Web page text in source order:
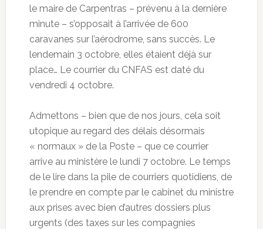
le maire de Carpentras – prévenu à la dernière
minute – s’opposait à l’arrivée de 600
caravanes sur l’aérodrome, sans succès. Le
lendemain 3 octobre, elles étaient déjà sur
place… Le courrier du CNFAS est daté du
vendredi 4 octobre.
Admettons – bien que de nos jours, cela soit
utopique au regard des délais désormais
« normaux » de la Poste – que ce courrier
arrive au ministère le lundi 7 octobre. Le temps
de le lire dans la pile de courriers quotidiens, de
le prendre en compte par le cabinet du ministre
aux prises avec bien d’autres dossiers plus
urgents (des taxes sur les compagnies